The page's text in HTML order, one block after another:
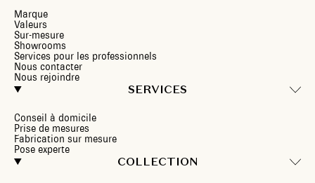
Marque
Valeurs
Sur-mesure
Showrooms
Services pour les professionnels
Nous contacter
Nous rejoindre
SERVICES
Conseil à domicile
Prise de mesures
Fabrication sur mesure
Pose experte
COLLECTION